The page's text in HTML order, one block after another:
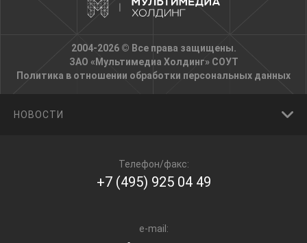
2004-2026 © Все права защищены.
ЗАО «Мультимедиа Холдинг» СОУТ
Политика в отношении обработки персональных данных
НОВОСТИ
Телефон/факс:
+7 (495) 925 04 49
e-mail: